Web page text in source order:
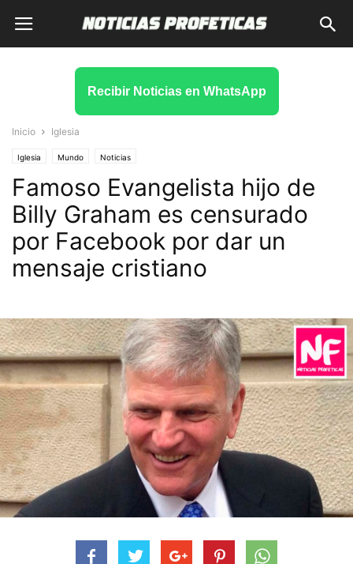
Recibir Noticias en WhatsApp
Inicio Iglesia
Iglesia Mundo Noticias
Famoso Evangelista hijo de
Billy Graham es censurado
por Facebook por dar un
mensaje cristiano